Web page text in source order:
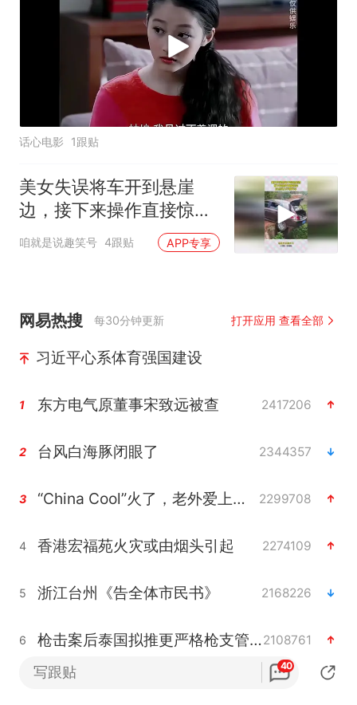
话心电影 1跟贴
美女失误将车开到悬崖
边，接下来操作直接惊
呆，没点实力不敢开车
咱就是说趣笑号 4跟贴 APP专享
网易热搜 每30分钟更新 打开应用 查看全部
习近平心系体育强国建设
1 东方电气原董事宋致远被查 2417206
2 台风白海豚闭眼了 2344357
3 “China Cool”火了，老外爱上中国避暑游 2299708
4 香港宏福苑火灾或由烟头引起 2274109
5 浙江台州《告全体市民书》 2168226
6 枪击案后泰国拟推更严格枪支管控方案2108761
2077914
写跟贴 40